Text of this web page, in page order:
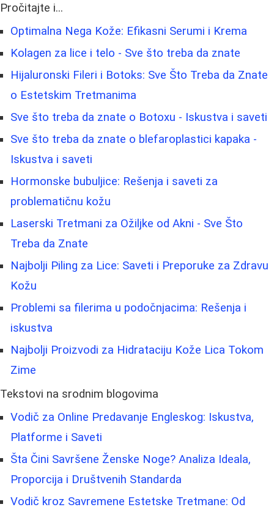
Pročitajte i...
Optimalna Nega Kože: Efikasni Serumi i Krema
Kolagen za lice i telo - Sve što treba da znate
Hijaluronski Fileri i Botoks: Sve Što Treba da Znate
o Estetskim Tretmanima
Sve što treba da znate o Botoxu - Iskustva i saveti
Sve što treba da znate o blefaroplastici kapaka -
Iskustva i saveti
Hormonske bubuljice: Rešenja i saveti za
problematičnu kožu
Laserski Tretmani za Ožiljke od Akni - Sve Što
Treba da Znate
Najbolji Piling za Lice: Saveti i Preporuke za Zdravu
Kožu
Problemi sa filerima u podočnjacima: Rešenja i
iskustva
Najbolji Proizvodi za Hidrataciju Kože Lica Tokom
Zime
Tekstovi na srodnim blogovima
Vodič za Online Predavanje Engleskog: Iskustva,
Platforme i Saveti
Šta Čini Savršene Ženske Noge? Analiza Ideala,
Proporcija i Društvenih Standarda
Vodič kroz Savremene Estetske Tretmane: Od